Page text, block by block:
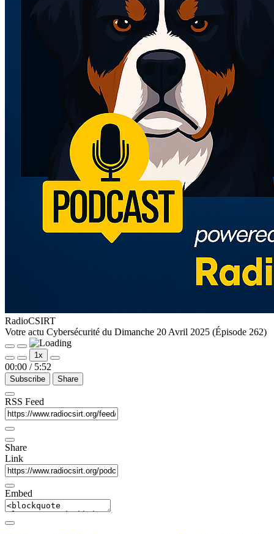
RadioCSIRT
Votre actu Cybersécurité du Dimanche 20 Avril 2025 (Épisode 262)
1x
00:00 / 5:52
Subscribe Share
RSS Feed
Share
Link
Embed